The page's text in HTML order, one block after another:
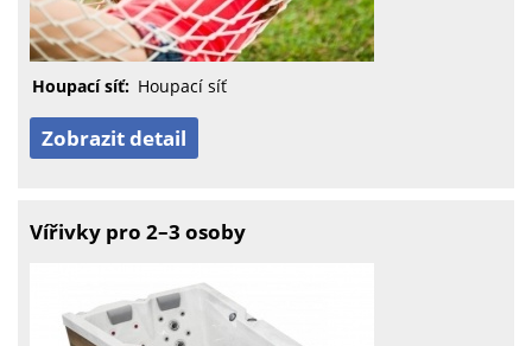
Houpací síť: Houpací síť
Zobrazit detail
Vířivky pro 2–3 osoby